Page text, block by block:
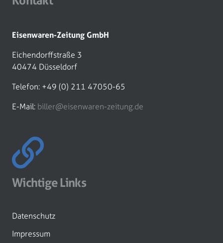
Eisenwaren-Zeitung GmbH
Eichendorffstraße 3
40474 Düsseldorf
Telefon: +49 (0) 211 47050-65
E-Mail: biller@eisenwaren-zeitung.de
Wichtige Links
Datenschutz
Impressum